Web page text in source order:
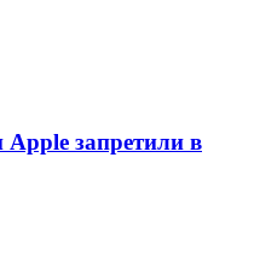
запретили в